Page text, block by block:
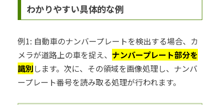
わかりやすい具体的な例
例1: 自動車のナンバープレートを検出する場合、カ
メラが道路上の車を捉え、 ナンバープレート部分を
識別 します。次に、その領域を画像処理し、ナンバ
ープレート番号を読み取る処理が行われます。